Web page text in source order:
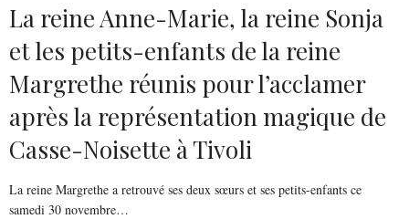
La reine Anne-Marie, la reine Sonja
et les petits-enfants de la reine
Margrethe réunis pour l’acclamer
après la représentation magique de
Casse-Noisette à Tivoli
La reine Margrethe a retrouvé ses deux sœurs et ses petits-enfants ce
samedi 30 novembre…